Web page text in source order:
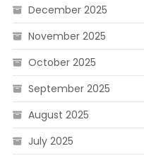
December 2025
November 2025
October 2025
September 2025
August 2025
July 2025